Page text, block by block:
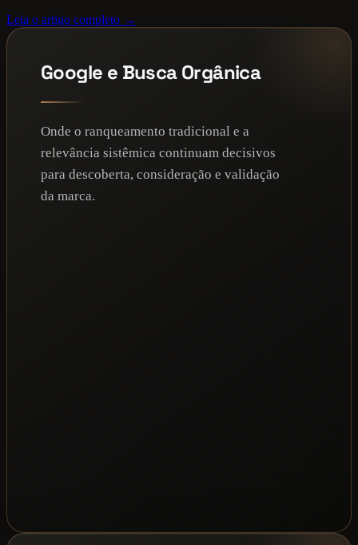
Leia o artigo completo →
Google e Busca Orgânica
Onde o ranqueamento tradicional e a
relevância sistêmica continuam decisivos
para descoberta, consideração e validação
da marca.